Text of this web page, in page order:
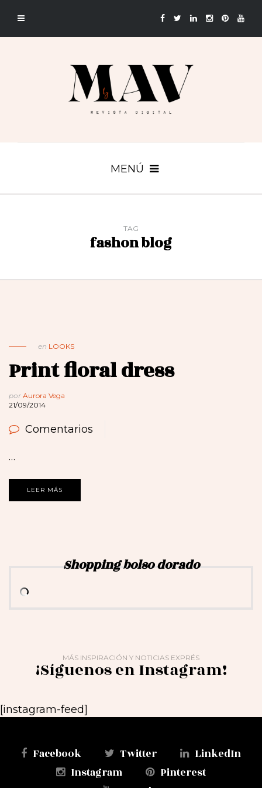
MENÚ
TAG
fashon blog
en LOOKS
Print floral dress
por Aurora Vega
21/09/2014
Comentarios
…
LEER MÁS
Shopping bolso dorado
MÁS INSPIRACIÓN Y NOTICIAS EXPRÉS
¡Síguenos en Instagram!
[instagram-feed]
Facebook Twitter
LinkedIn
Instagram
Pinterest